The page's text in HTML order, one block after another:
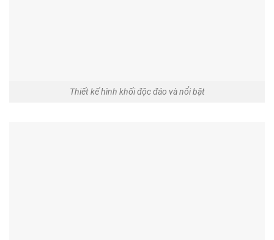
Thiết kế hình khối độc đáo và nổi bật